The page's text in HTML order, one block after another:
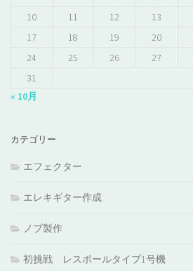
10
11 12 13
17
18 19 20
24
25 26 27
31
« 10月
カテゴリー
エフェクター
エレキギター作成
ノブ製作
初挑戦 レスポールタイプ1号機